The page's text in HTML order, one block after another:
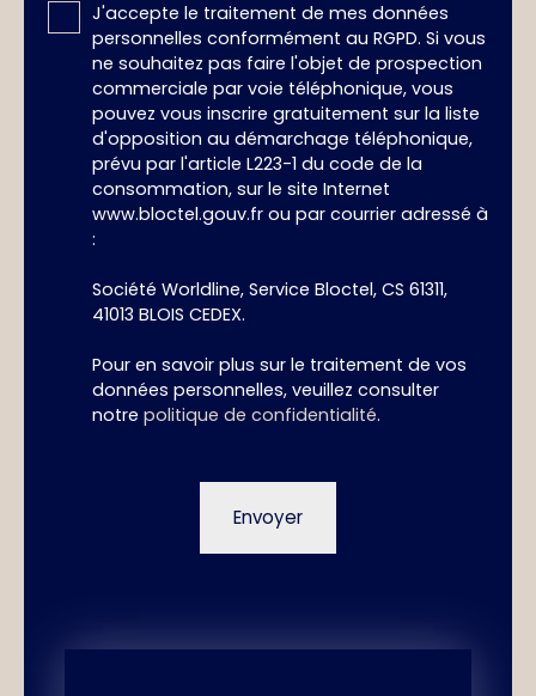
J'accepte le traitement de mes données
personnelles conformément au RGPD. Si vous
ne souhaitez pas faire l'objet de prospection
commerciale par voie téléphonique, vous
pouvez vous inscrire gratuitement sur la liste
d'opposition au démarchage téléphonique,
prévu par l'article L223-1 du code de la
consommation, sur le site Internet
www.bloctel.gouv.fr ou par courrier adressé à
:
Société Worldline, Service Bloctel, CS 61311,
41013 BLOIS CEDEX.
Pour en savoir plus sur le traitement de vos
données personnelles, veuillez consulter
notre politique de confidentialité.
Envoyer